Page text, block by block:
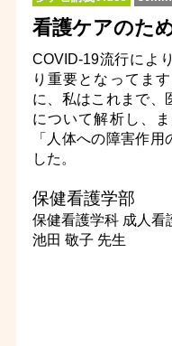
看護ケアのた
COVID-19流行によ
り重要となってま
に、私はこれまで、
について解析し、
「人体への障害作
した。
保健看護学部
保健看護学科 成人看
池田 敬子 先生